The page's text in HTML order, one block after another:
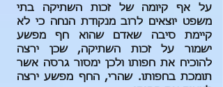
על אף קיומה של זכות השתיקה בתי
משפט יוצאים לרוב מנקודת הנחה כי לא
קיימת סיבה שאדם שהוא חף מפשע
ישמור על זכות השתיקה, שכן ירצה
להוכיח את חפותו ולכן ימסור גרסה אשר
תומכת בחפותו. שהרי, החף מפשע ירצה